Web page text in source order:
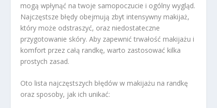
mogą wpłynąć na twoje samopoczucie i ogólny wygląd.
Najczęstsze błędy obejmują zbyt intensywny makijaż,
który może odstraszyć, oraz niedostateczne
przygotowanie skóry. Aby zapewnić trwałość makijażu i
komfort przez całą randkę, warto zastosować kilka
prostych zasad.
Oto lista najczęstszych błędów w makijażu na randkę
oraz sposoby, jak ich unikać: